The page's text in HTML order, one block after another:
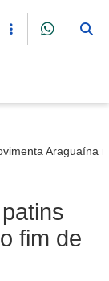
Araguaína
fim de